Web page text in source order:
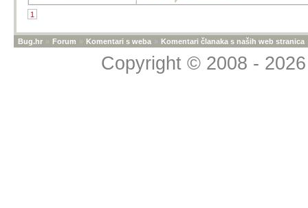
1
Bug.hr » Forum » Komentari s weba » Komentari članaka s naših web stranica
Copyright © 2008 -